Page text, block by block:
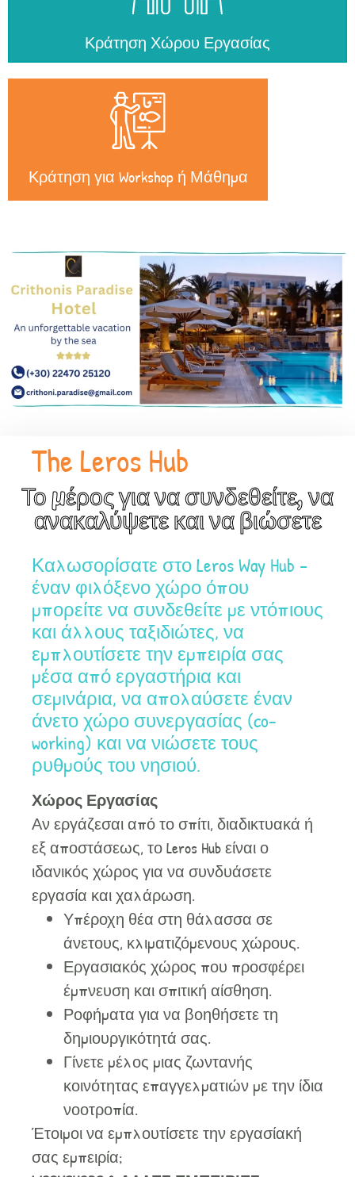
Κράτηση Χώρου Εργασίας
Κράτηση για Workshop ή Μάθημα
The Leros Hub
Το μέρος για να συνδεθείτε, να
ανακαλύψετε και να βιώσετε
Καλωσορίσατε στο Leros Way Hub –
έναν φιλόξενο χώρο όπου
μπορείτε να συνδεθείτε με ντόπιους
και άλλους ταξιδιώτες, να
εμπλουτίσετε την εμπειρία σας
μέσα από εργαστήρια και
σεμινάρια, να απολαύσετε έναν
άνετο χώρο συνεργασίας (co-
working) και να νιώσετε τους
ρυθμούς του νησιού.
Χώρος Εργασίας
Αν εργάζεσαι από το σπίτι, διαδικτυακά ή
εξ αποστάσεως, το Leros Hub είναι ο
ιδανικός χώρος για να συνδυάσετε
εργασία και χαλάρωση.
Υπέροχη θέα στη θάλασσα σε
άνετους, κλιματιζόμενους χώρους.
Εργασιακός χώρος που προσφέρει
έμπνευση και σπιτική αίσθηση.
Ροφήματα για να βοηθήσετε τη
δημιουργικότητά σας.
Γίνετε μέλος μιας ζωντανής
κοινότητας επαγγελματιών με την ίδια
νοοτροπία.
Έτοιμοι να εμπλουτίσετε την εργασίακή
σας εμπειρία;